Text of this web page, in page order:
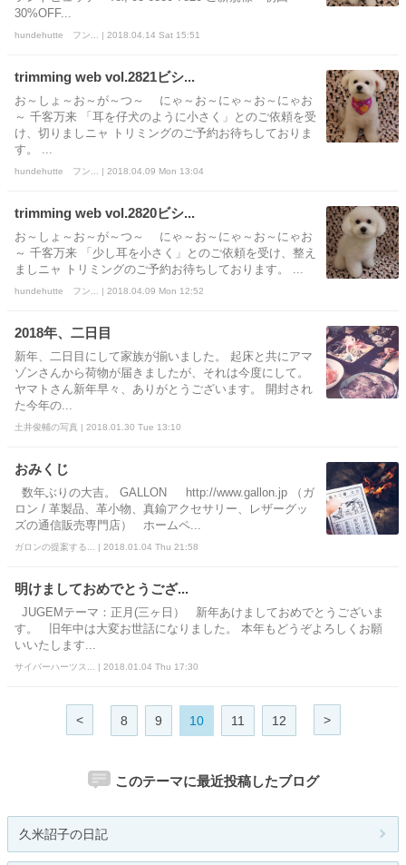
30%OFF...
hundehutte フン... | 2018.04.14 Sat 15:51
trimming web vol.2821ビシ...
お～しょ～お～が～つ～ にゃ～お～にゃ～お～にゃお
～ 千客万来 「耳を仔犬のように小さく」とのご依頼を受
け、切りましニャ トリミングのご予約お待ちしておりま
す。 ...
hundehutte フン... | 2018.04.09 Mon 13:04
trimming web vol.2820ビシ...
お～しょ～お～が～つ～ にゃ～お～にゃ～お～にゃお
～ 千客万来 「少し耳を小さく」とのご依頼を受け、整え
ましニャ トリミングのご予約お待ちしております。 ...
hundehutte フン... | 2018.04.09 Mon 12:52
2018年、二日目
新年、二日目にして家族が揃いました。 起床と共にアマ
ゾンさんから荷物が届きましたが、それは今度にして。
ヤマトさん新年早々、ありがとうございます。 開封され
た今年の...
土井俊輔の写真 | 2018.01.30 Tue 13:10
おみくじ
数年ぶりの大吉。 GALLON http://www.gallon.jp （ガ
ロン / 革製品、革小物、真鍮アクセサリー、レザーグッ
ズの通信販売専門店） ホームペ...
ガロンの提案する... | 2018.01.04 Thu 21:58
明けましておめでとうござ...
JUGEMテーマ：正月(三ヶ日） 新年あけましておめでとうございま
す。 旧年中は大変お世話になりました。 本年もどうぞよろしくお願
いいたします...
サイバーハーツス... | 2018.01.04 Thu 17:30
< 8 9 10 11 12 >
このテーマに最近投稿したブログ
久米詔子の日記